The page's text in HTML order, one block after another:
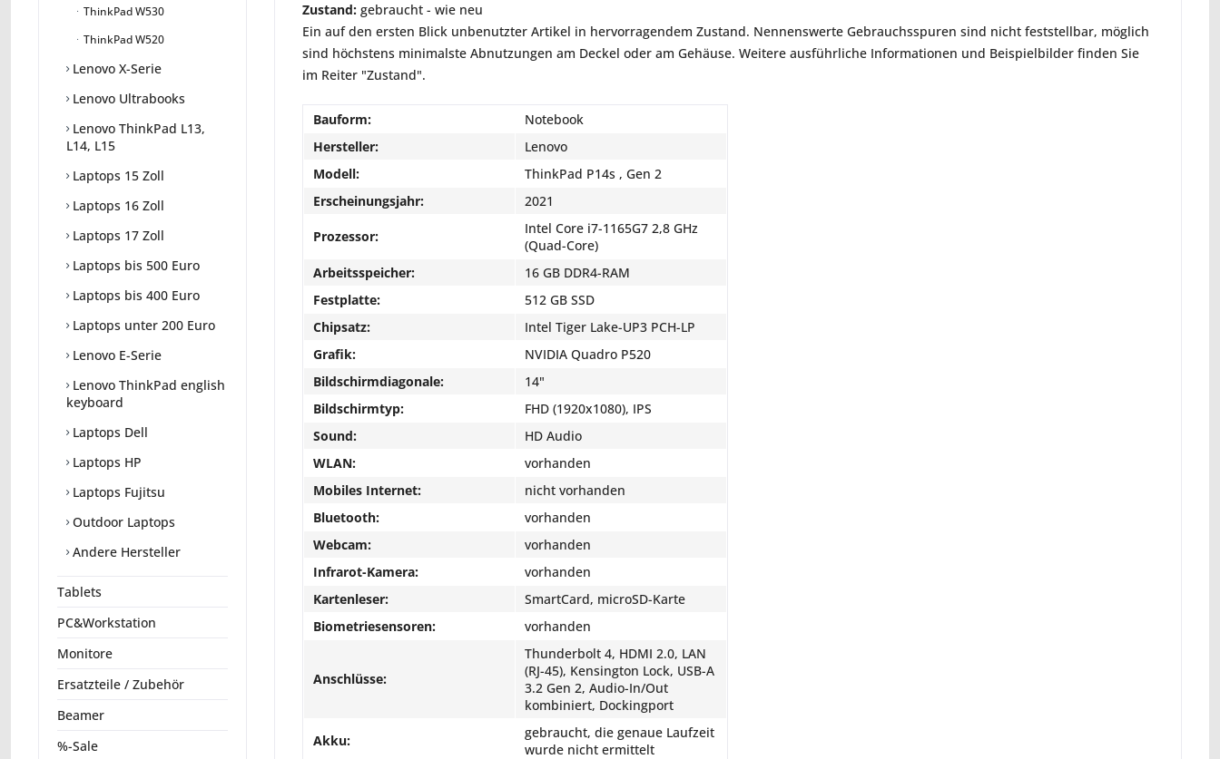
ThinkPad W530
ThinkPad W520
Lenovo X-Serie
Lenovo Ultrabooks
Lenovo ThinkPad L13,
L14, L15
Laptops 15 Zoll
Laptops 16 Zoll
Laptops 17 Zoll
Laptops bis 500 Euro
Laptops bis 400 Euro
Laptops unter 200 Euro
Lenovo E-Serie
Lenovo ThinkPad english
keyboard
Laptops Dell
Laptops HP
Laptops Fujitsu
Outdoor Laptops
Andere Hersteller
Tablets
PC&Workstation
Monitore
Ersatzteile / Zubehör
Beamer
%-Sale
Zustand: gebraucht - wie neu
Ein auf den ersten Blick unbenutzter Artikel in hervorragendem Zustand. Nennenswerte Gebrauchsspuren sind nicht feststellbar, möglich
sind höchstens minimalste Abnutzungen am Deckel oder am Gehäuse. Weitere ausführliche Informationen und Beispielbilder finden Sie
im Reiter "Zustand".
Bauform:
Notebook
Hersteller:
Lenovo
Modell:
ThinkPad P14s , Gen 2
Erscheinungsjahr:
2021
Prozessor:
Intel Core i7-1165G7 2,8 GHz
(Quad-Core)
Arbeitsspeicher:
16 GB DDR4-RAM
Festplatte:
512 GB SSD
Chipsatz:
Intel Tiger Lake-UP3 PCH-LP
Grafik:
NVIDIA Quadro P520
Bildschirmdiagonale:
14"
Bildschirmtyp:
FHD (1920x1080), IPS
Sound:
HD Audio
WLAN:
vorhanden
Mobiles Internet:
nicht vorhanden
Bluetooth:
vorhanden
Webcam:
vorhanden
Infrarot-Kamera:
vorhanden
Kartenleser:
SmartCard, microSD-Karte
Biometriesensoren:
vorhanden
Anschlüsse:
Thunderbolt 4, HDMI 2.0, LAN
(RJ-45), Kensington Lock, USB-A
3.2 Gen 2, Audio-In/Out
kombiniert, Dockingport
Akku:
gebraucht, die genaue Laufzeit
wurde nicht ermittelt